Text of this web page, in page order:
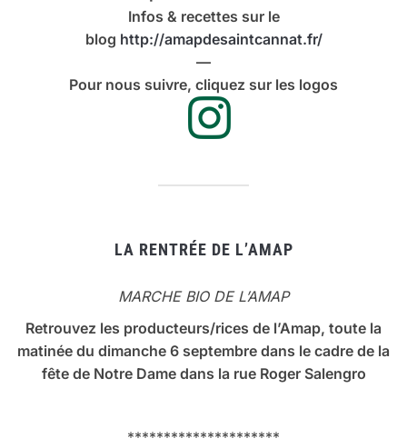
Infos & recettes sur le
blog http://amapdesaintcannat.fr/
—
Pour nous suivre, cliquez sur les logos
LA RENTRÉE DE L’AMAP
MARCHE BIO DE L’AMAP
Retrouvez les producteurs/rices de l’Amap, toute la
matinée du dimanche 6 septembre dans le cadre de la
fête de Notre Dame dans la rue Roger Salengro
*********************